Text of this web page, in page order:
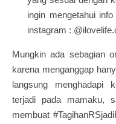
ingin mengetahui
instagram :
Mungkin ada sebagian
karena menganggap
langsung menghadapi
terjadi pada mamaku,
membuat